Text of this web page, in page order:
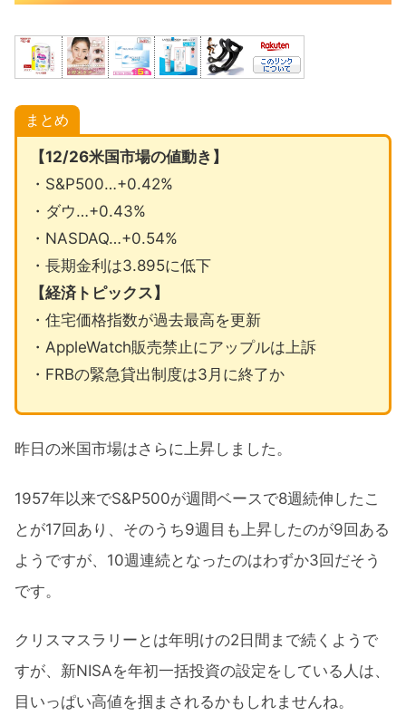
まとめ
【12/26米国市場の値動き】
・S&P500…+0.42%
・ダウ…+0.43%
・NASDAQ…+0.54%
・長期金利は3.895に低下
【経済トピックス】
・住宅価格指数が過去最高を更新
・AppleWatch販売禁止にアップルは上訴
・FRBの緊急貸出制度は3月に終了か
昨日の米国市場はさらに上昇しました。
1957年以来でS&P500が週間ベースで8週続伸したこ
とが17回あり、そのうち9週目も上昇したのが9回ある
ようですが、10週連続となったのはわずか3回だそう
です。
クリスマスラリーとは年明けの2日間まで続くようで
すが、新NISAを年初一括投資の設定をしている人は、
目いっぱい高値を掴まされるかもしれませんね。